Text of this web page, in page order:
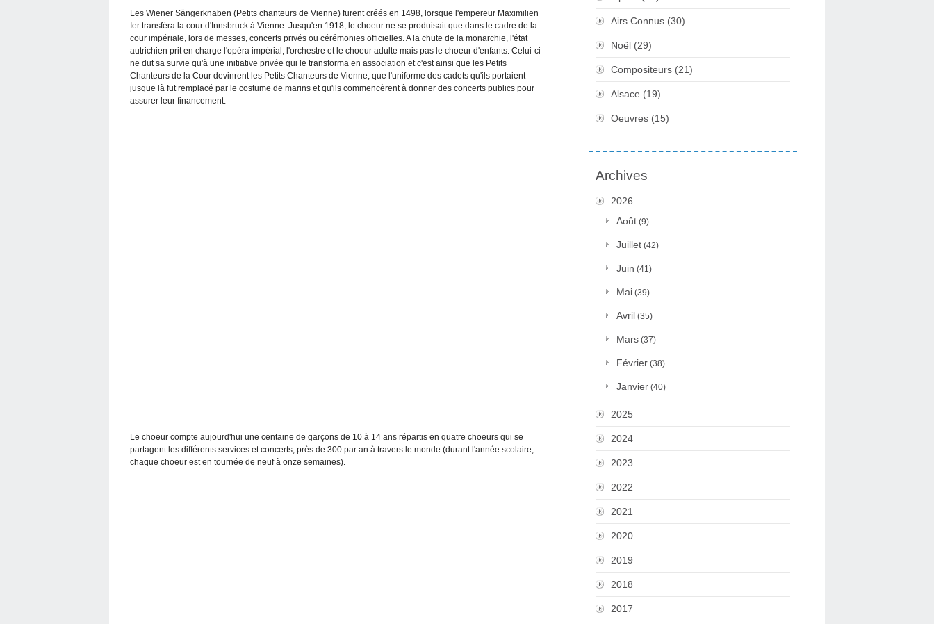
Les Wiener Sängerknaben (Petits chanteurs de Vienne) furent créés en 1498, lorsque l'empereur Maximilien
Ier transféra la cour d'Innsbruck à Vienne. Jusqu'en 1918, le choeur ne se produisait que dans le cadre de la
cour impériale, lors de messes, concerts privés ou cérémonies officielles. A la chute de la monarchie, l'état
autrichien prit en charge l'opéra impérial, l'orchestre et le choeur adulte mais pas le choeur d'enfants. Celui-ci
ne dut sa survie qu'à une initiative privée qui le transforma en association et c'est ainsi que les Petits
Chanteurs de la Cour devinrent les Petits Chanteurs de Vienne, que l'uniforme des cadets qu'ils portaient
jusque là fut remplacé par le costume de marins et qu'ils commencèrent à donner des concerts publics pour
assurer leur financement.
Le choeur compte aujourd'hui une centaine de garçons de 10 à 14 ans répartis en quatre choeurs qui se
partagent les différents services et concerts, près de 300 par an à travers le monde (durant l'année scolaire,
chaque choeur est en tournée de neuf à onze semaines).
Airs Connus (30)
Noël (29)
Compositeurs (21)
Alsace (19)
Oeuvres (15)
Archives
2026
Août (9)
Juillet (42)
Juin (41)
Mai (39)
Avril (35)
Mars (37)
Février (38)
Janvier (40)
2025
2024
2023
2022
2021
2020
2019
2018
2017